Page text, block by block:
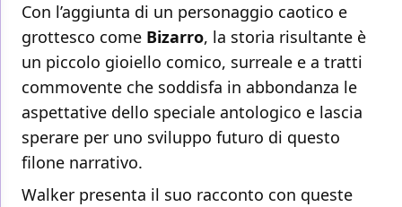
Con l’aggiunta di un personaggio caotico e
grottesco come Bizarro, la storia risultante è
un piccolo gioiello comico, surreale e a tratti
commovente che soddisfa in abbondanza le
aspettative dello speciale antologico e lascia
sperare per uno sviluppo futuro di questo
filone narrativo.
Walker presenta il suo racconto con queste